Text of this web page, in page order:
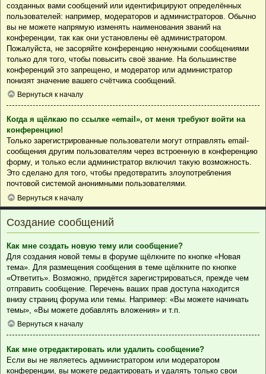
созданных вами сообщений или идентифицируют определённых
пользователей: например, модераторов и администраторов. Обычно
вы не можете напрямую изменять наименования званий на
конференции, так как они установлены её администратором.
Пожалуйста, не засоряйте конференцию ненужными сообщениями
только для того, чтобы повысить своё звание. На большинстве
конференций это запрещено, и модератор или администратор
понизят значение вашего счётчика сообщений.
Вернуться к началу
Когда я щёлкаю по ссылке «email», от меня требуют войти на
конференцию!
Только зарегистрированные пользователи могут отправлять email-
сообщения другим пользователям через встроенную в конференцию
форму, и только если администратор включил такую возможность.
Это сделано для того, чтобы предотвратить злоупотребления
почтовой системой анонимными пользователями.
Вернуться к началу
Создание сообщений
Как мне создать новую тему или сообщение?
Для создания новой темы в форуме щёлкните по кнопке «Новая
тема». Для размещения сообщения в теме щёлкните по кнопке
«Ответить». Возможно, придётся зарегистрироваться, прежде чем
отправить сообщение. Перечень ваших прав доступа находится
внизу страниц форума или темы. Например: «Вы можете начинать
темы», «Вы можете добавлять вложения» и т.п.
Вернуться к началу
Как мне отредактировать или удалить сообщение?
Если вы не являетесь администратором или модератором
конференции, вы можете редактировать и удалять только свои